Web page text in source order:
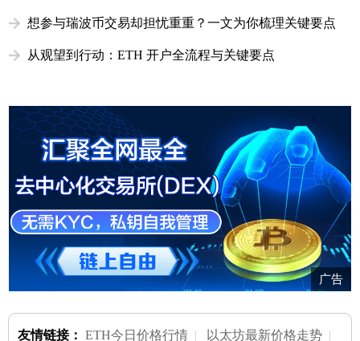
想参与瑞波币交易却担忧重重？一文为你梳理关键要点
从观望到行动：ETH 开户全流程与关键要点
广告
友情链接： ETH今日价格行情 | 以太坊最新价格走势 |